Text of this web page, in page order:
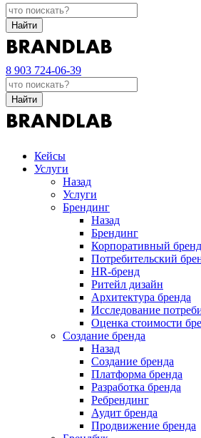
Найти
8 903 724-06-39
Найти
Кейсы
Услуги
Назад
Услуги
Брендинг
Назад
Брендинг
Корпоративный
Потребительский
НR-бренд
Ритейл дизайн
Архитектура бренда
Исследование
Оценка стоимости
Создание бренда
Назад
Создание бренда
Платформа бренда
Разработка бренда
Ребрендинг
Аудит бренда
Продвижение бренда